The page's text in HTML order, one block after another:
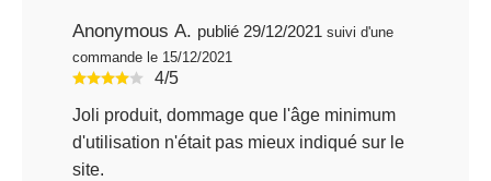
Anonymous A. publié 29/12/2021 suivi d'une
commande le 15/12/2021
4/5
Joli produit, dommage que l'âge minimum
d'utilisation n'était pas mieux indiqué sur le
site.